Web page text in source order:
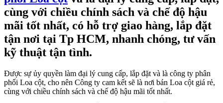
cùng với chiều chính sách và chế độ hậu
mãi tốt nhất, có hỗ trợ giao hàng, lắp đặt
tận nơi tại Tp HCM, nhanh chóng, tư vấn
kỹ thuật tận tình.
Được sự ủy quyền làm đại lý cung cấp, lắp đặt và là công ty phân
phối Loa cột, cho nên Công ty cam kết sẽ là nơi bán Loa cột giá rẻ,
cùng với chiều chính sách và chế độ hậu mãi tốt nhất.